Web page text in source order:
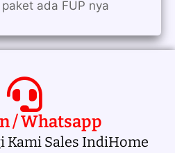
ada FUP nya
/ Whatsapp
Kami Sales IndiHome